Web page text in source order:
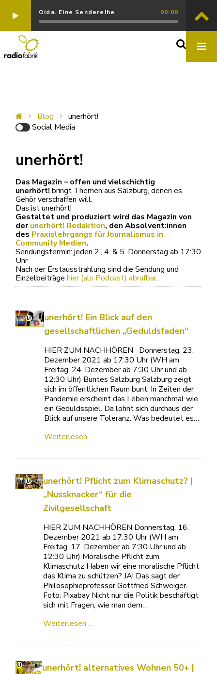
Oida. Eine Sendereihe 00:00
Blog
unerhört!
Social Media
unerhört!
Das Magazin – offen und vielschichtig
unerhört! bringt Themen aus Salzburg, denen es
Gehör verschaffen will.
Das ist unerhört!
Gestaltet und produziert wird das Magazin von
derunerhört! Redaktion, den Absolvent:innen
des Praxislehrgangs für Journalismus in
Community Medien.
Sendungstermin: jeden 2., 4. & 5. Donnerstag ab 17:30
Uhr
Nach der Erstausstrahlung sind die Sendung und
Einzelbeiträge hier (als Podcast) abrufbar.
unerhört! Ein Blick auf den
gesellschaftlichen „Geduldsfaden“
HIER ZUM NACHHÖREN Donnerstag, 23.
Dezember 2021 ab 17:30 Uhr (WH am
Freitag, 24. Dezember ab 7:30 Uhr und ab
12:30 Uhr) Buntes Salzburg Salzburg zeigt
sich im öffentlichen Raum bunt. In Zeiten der
Pandemie erscheint das Leben manchmal wie
ein Geduldsspiel. Da lohnt sich durchaus der
Blick auf unsere Toleranz. Was bedeutet es…
Weiterlesen ...
unerhört! Pflicht zum Klimaschutz? |
„Nussknacker“ für die
Zivilgesellschaft
HIER ZUM NACHHÖREN Donnerstag, 16.
Dezember 2021 ab 17:30 Uhr (WH am
Freitag, 17. Dezember ab 7:30 Uhr und ab
12:30 Uhr) Moralische Pflicht zum
Klimaschutz Haben wir eine moralische Pflicht
das Klima zu schützen? JA! Das sagt der
Philosophieprofessor Gottfried Schweiger.
Foto: Pixabay Nicht nur die Politik beschäftigt
sich mit Fragen, wie man dem…
Weiterlesen ...
unerhört! alternatives Wohnen 50+ |